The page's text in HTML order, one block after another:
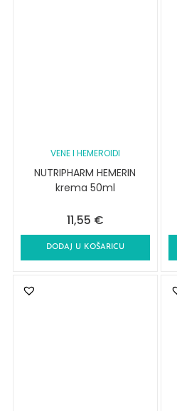
VENE I HEMEROIDI
NUTRIPHARM HEMERIN
krema 50ml
11,55 €
DODAJ U KOŠARICU